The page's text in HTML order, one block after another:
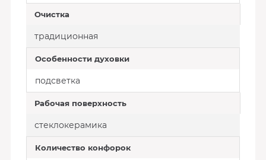
Очистка
традиционная
Особенности духовки
подсветка
Рабочая поверхность
стеклокерамика
Количество конфорок